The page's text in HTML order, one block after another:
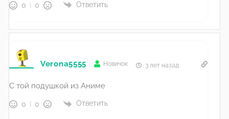
0 0 Ответить
Verona5555 Новичок 3 лет назад
С той подушкой из Аниме
0 0 Ответить